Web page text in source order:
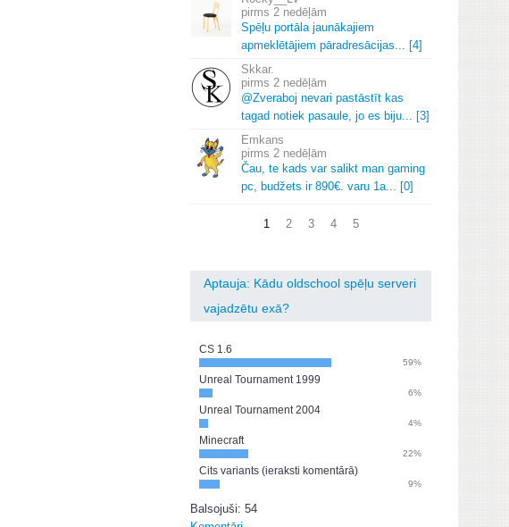
2 nedēļām
Spēļu portāla jaunākajiem
apmeklētājiem pāradresācijas... [4]
Skkar.
2 nedēļām
@Zveraboj nevari pastāstīt kas
tagad notiek pasaule, jo es biju... [3]
Emkans
2 nedēļām
Čau, te kads var salikt man gaming
pc, budžets ir 890€. varu 1a... [0]
1 2 3 4 5
Aptauja: Kādu oldschool spēļu serveri
vajadzētu exā?
CS 1.6
59%
Unreal Tournament 1999
6%
Unreal Tournament 2004
4%
Minecraft
22%
Cits variants (ieraksti komentārā)
9%
Balsojuši: 54